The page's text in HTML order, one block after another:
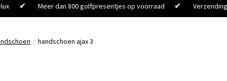
✔ Meer dan 800 golfpresentjes op voorraad ✔
handschoen ajax 3